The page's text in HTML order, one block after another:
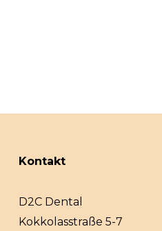
Kontakt
D2C Dental
Kokkolasstraße 5-7